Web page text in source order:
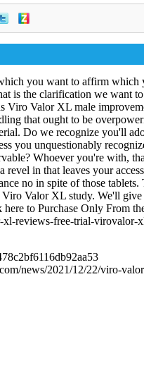
you want to affirm which
is the clarification we want
Viro Valor XL male
that ought to be
Do we recognize you'll
you unquestionably
Whoever you're with,
in that leaves your
no in spite of those tablets.
Viro Valor XL study. We'll
here to Purchase Only From
xl-reviews-free-trial-virovalor-
news/2021/12/22/viro-